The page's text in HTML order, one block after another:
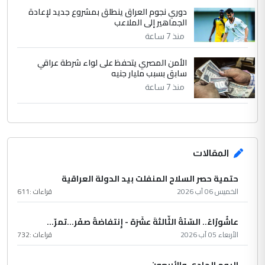
دوري نجوم العراق ينطلق بمشروع جديد لإعادة
الجماهير إلى الملاعب
منذ 7 ساعة
الأمن المصري يتحفظ على لواء شرطة عراقي
سابق بسبب مليار جنيه
منذ 7 ساعة
المقالات
حتمية حصر السلاح المنفلت بيد الدولة العراقية
الخميس 06 آب 2026 قراءات :611
عاشُورْاءُ.. السّنَةُ الثّالثةَ عشَرَة - إِنتفاضةُ صفَر…تمرّ...
الأربعاء 05 آب 2026 قراءات :732